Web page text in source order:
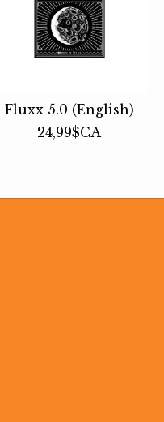
Fluxx 5.0 (English)
24,99$CA